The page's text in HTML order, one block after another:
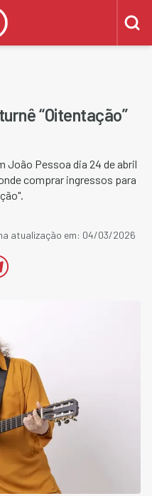
“Oitentação”
João Pessoa dia 24 de abril
comprar ingressos para
atualização em: 04/03/2026